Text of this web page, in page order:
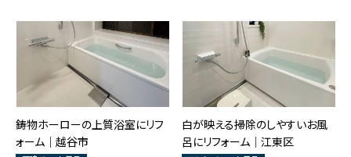
鋳物ホーローの上質浴室にリフ
ォーム｜越谷市
白が映える掃除のしやすいお風
呂にリフォーム｜江東区